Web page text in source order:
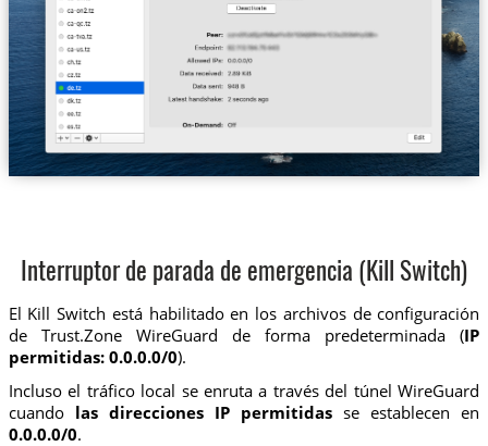
Interruptor de parada de emergencia (Kill Switch)
El Kill Switch está habilitado en los archivos de configuración
de Trust.Zone WireGuard de forma predeterminada (IP
permitidas: 0.0.0.0/0).
Incluso el tráfico local se enruta a través del túnel WireGuard
cuando las direcciones IP permitidas se establecen en
0.0.0.0/0.